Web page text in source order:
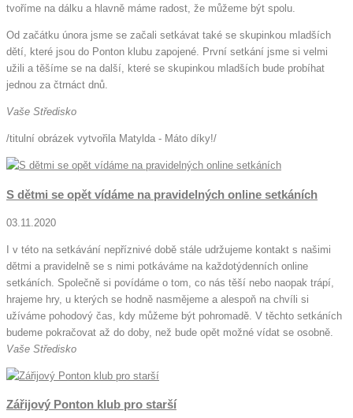
tvoříme na dálku a hlavně máme radost, že můžeme být spolu.
Od začátku února jsme se začali setkávat také se skupinkou mladších
dětí, které jsou do Ponton klubu zapojené. První setkání jsme si velmi
užili a těšíme se na další, které se skupinkou mladších bude probíhat
jednou za čtrnáct dnů.
Vaše Středisko
/titulní obrázek vytvořila Matylda - Máto díky!/
S dětmi se opět vídáme na pravidelných online setkáních
03.11.2020
I v této na setkávání nepříznivé době stále udržujeme kontakt s našimi
dětmi a pravidelně se s nimi potkáváme na každotýdenních online
setkáních. Společně si povídáme o tom, co nás těší nebo naopak trápí,
hrajeme hry, u kterých se hodně nasmějeme a alespoň na chvíli si
užíváme pohodový čas, kdy můžeme být pohromadě. V těchto setkáních
budeme pokračovat až do doby, než bude opět možné vídat se osobně.
Vaše Středisko
Zářijový Ponton klub pro starší